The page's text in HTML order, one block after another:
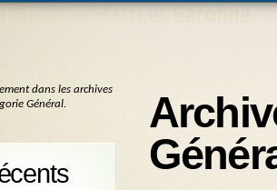
en Tarn et Garonne
dans les archives
Général.